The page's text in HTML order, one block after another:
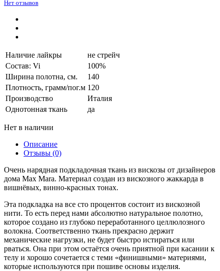
Нет отзывов
Наличие лайкры
не стрейч
Состав: Vi
100%
Ширина полотна, см.
140
Плотность, грамм/пог.м 120
Производство
Италия
Однотонная ткань
да
Нет в наличии
Описание
Отзывы (0)
Очень нарядная подкладочная ткань из вискозы от дизайнеров
дома Max Mara. Материал создан из вискозного жаккарда в
вишнёвых, винно-красных тонах.
Эта подкладка на все сто процентов состоит из вискозной
нити. То есть перед нами абсолютно натуральное полотно,
которое создано из глубоко переработанного целлюлозного
волокна. Соответственно ткань прекрасно держит
механические нагрузки, не будет быстро истираться или
рваться. Она при этом остаётся очень приятной при касании к
телу и хорошо сочетается с теми «финишными» материями,
которые используются при пошиве основы изделия.